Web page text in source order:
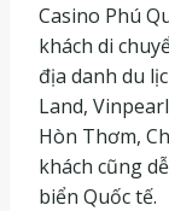
Casino Phú
khách di
địa danh du
Land,
Hòn Thơm,
khách cũng
biển Quốc tế.